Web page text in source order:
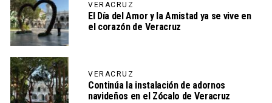
VERACRUZ
El Día del Amor y la Amistad ya se vive en
el corazón de Veracruz
VERACRUZ
Continúa la instalación de adornos
navideños en el Zócalo de Veracruz